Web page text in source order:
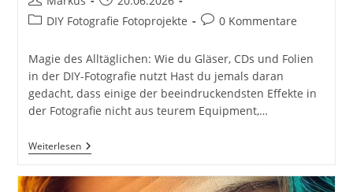
Autor:
veröffentlicht:
Beitrags-
DIY Fotografie Fotoprojekte
Beitrags-
0 Kommentare
Magie des Alltäglichen: Wie du Gläser, CDs und Folien
in der DIY-Fotografie nutzt Hast du jemals daran
gedacht, dass einige der beeindruckendsten Effekte in
der Fotografie nicht aus teurem Equipment,…
WeiterlesenEffekte
Mit